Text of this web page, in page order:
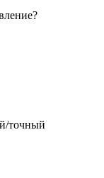
точный